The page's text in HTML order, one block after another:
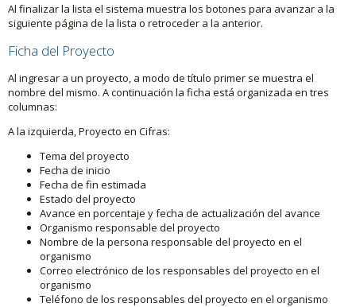
Al finalizar la lista el sistema muestra los botones para avanzar a la
siguiente página de la lista o retroceder a la anterior.
Ficha del Proyecto
Al ingresar a un proyecto, a modo de título primer se muestra el
nombre del mismo. A continuación la ficha está organizada en tres
columnas:
A la izquierda, Proyecto en Cifras:
Tema del proyecto
Fecha de inicio
Fecha de fin estimada
Estado del proyecto
Avance en porcentaje y fecha de actualización del avance
Organismo responsable del proyecto
Nombre de la persona responsable del proyecto en el
organismo
Correo electrónico de los responsables del proyecto en el
organismo
Teléfono de los responsables del proyecto en el organismo